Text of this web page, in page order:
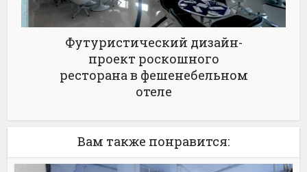
Футуристический дизайн-
проект роскошного
ресторана в фешенебельном
отеле
Вам также понравится: